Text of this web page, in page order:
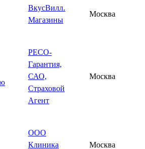
ВкусВилл.
Магазины
Москва
РЕСО-
Гарантия,
САО,
Страховой
Агент
Москва
ООО
Клиника
Москва